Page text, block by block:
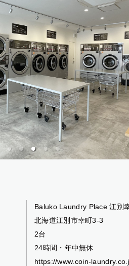
Baluko Laundry Place 江別
北海道江別市幸町3-3
2台
24時間・年中無休
https://www.coin-